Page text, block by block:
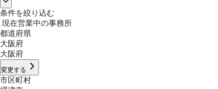
条件を絞り込む
現在営業中の事務所
都道府県
大阪府
大阪府
変更する
市区町村